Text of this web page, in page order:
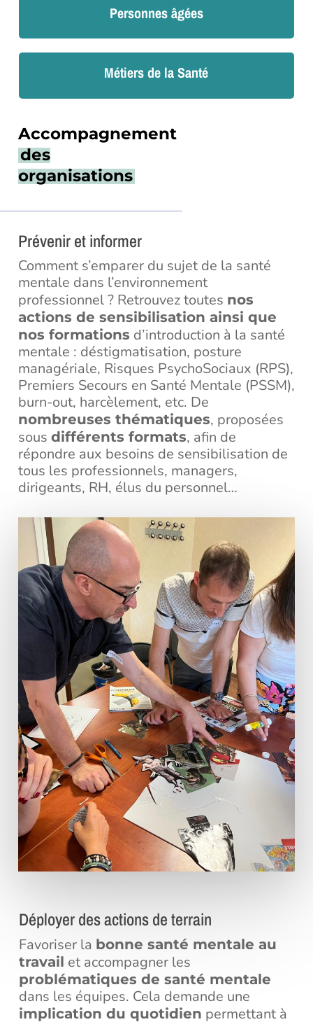
Personnes âgées
Métiers de la Santé
Accompagnement
des
organisations
Prévenir et informer
Comment s’emparer du sujet de la santé
mentale dans l’environnement
professionnel ? Retrouvez toutes nos
actions de sensibilisation ainsi que
nos formations d’introduction à la santé
mentale : déstigmatisation, posture
managériale, Risques PsychoSociaux (RPS),
Premiers Secours en Santé Mentale (PSSM),
burn-out, harcèlement, etc. De
nombreuses thématiques, proposées
sous différents formats, afin de
répondre aux besoins de sensibilisation de
tous les professionnels, managers,
dirigeants, RH, élus du personnel…
Déployer des actions de terrain
Favoriser la bonne santé mentale au
travail et accompagner les
problématiques de santé mentale
dans les équipes. Cela demande une
implication du quotidien permettant à